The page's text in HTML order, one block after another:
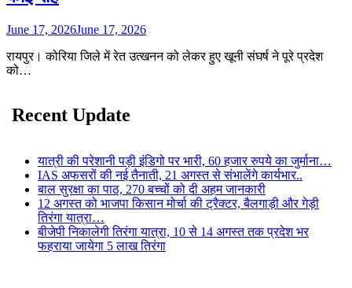
June 17, 2026June 17, 2026
रायपुर। कोरिया जिले में रेत उत्खनन को लेकर हुए खूनी संघर्ष ने पूरे प्रदेश
को…
Recent Update
यात्री की परेशानी पड़ी इंडिगो पर भारी, 60 हजार रुपये का जुर्माना…
IAS अफसरों की नई तैनाती, 21 अगस्त से संभालेंगे कार्यभार..
बाल सुरक्षा का पाठ, 270 बच्चों को दी अहम जानकारी
12 अगस्त को भाजपा किसान मोर्चा की ट्रैक्टर, बैलगाड़ी और गेड़ी
तिरंगा यात्रा…
बीजेपी निकालेगी तिरंगा यात्रा, 10 से 14 अगस्त तक प्रदेश भर
फहराया जायेगा 5 लाख तिरंगा